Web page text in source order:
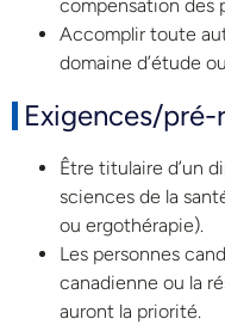
compensation des
Accomplir toute
domaine d’étude
Exigences/pré-
Être titulaire d’un
sciences de la
ou ergothérapie).
Les personnes
canadienne ou la
auront la priorité.